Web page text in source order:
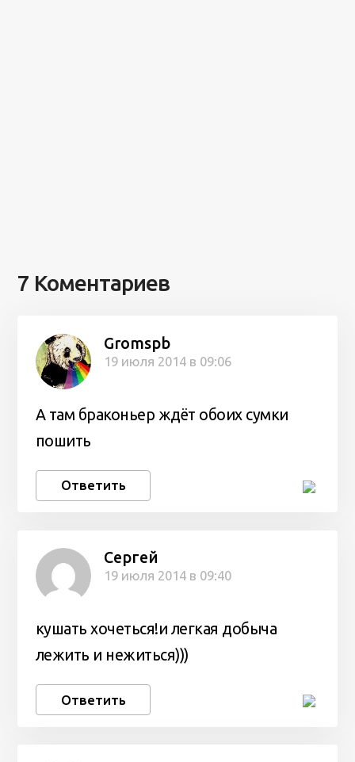
7 Коментариев
Gromspb
19 июля 2014 в 09:06
А там браконьер ждёт обоих сумки
пошить
Ответить
Сергей
19 июля 2014 в 09:40
кушать хочеться!и легкая добыча
лежить и нежиться)))
Ответить